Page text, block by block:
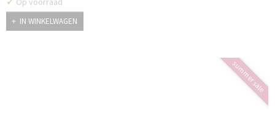
IN WINKELWAGEN
summer sale